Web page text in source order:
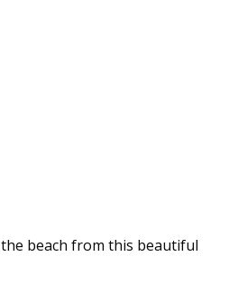
beach from this beautiful